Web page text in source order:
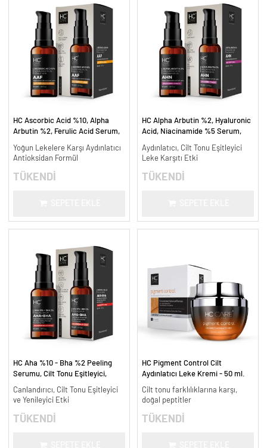
HC Ascorbic Acid %10, Alpha
Arbutin %2, Ferulic Acid Serum,
ml.
Yoğun Lekelere Karşı Aydınlatıcı
Antioksidan Formül
TÜKENDİ
HC Alpha Arbutin %2, Hyaluronic
Acid, Niacinamide %5 Serum,
ml.
Aydınlatıcı, Cilt Tonu Eşitleyici
Leke Karşıtı Etki
TÜKENDİ
HC Aha %10 - Bha %2 Peeling
Serumu, Cilt Tonu Eşitleyici,
Canlandırıcı, Cilt Tonu Eşitleyici
ve Yenileyici Etki
TÜKENDİ
HC Pigment Control Cilt
Aydınlatıcı Leke Kremi - 50 ml.
Cilt tonu farklılıklarına karşı,
doğal peptitler
TÜKENDİ